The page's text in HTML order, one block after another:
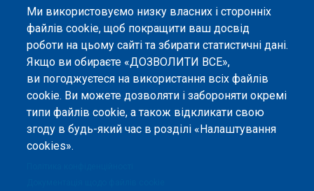
Ми використовуємо низку власних і сторонніх
файлів cookie, щоб покращити ваш досвід
роботи на цьому сайті та збирати статистичні дані.
Якщо ви обираєте «ДОЗВОЛИТИ ВСЕ»,
ви погоджуєтеся на використання всіх файлів
cookie. Ви можете дозволяти і забороняти окремі
типи файлів cookie, а також відкликати свою
згоду в будь-який час в розділі «Налаштування
cookies».
Онлайн-платформа відкритого
рецензування Peers International
була розроблена та підтримується
за сприяння Програми Європейського Союзу Erasmus+ у межах проєкту
OPTIMA (618940-EPP-1-2020-1-UA-EPPKA2-CBHE-JP). Підтримка
Єврокомісією створення цього вебсайту не означає схвалення його
змісту, який відображає виключно погляди авторів. Єврокомісія не
несе відповідальності за будь-яке використання інформації, розміщеної
на цьому вебсайті.